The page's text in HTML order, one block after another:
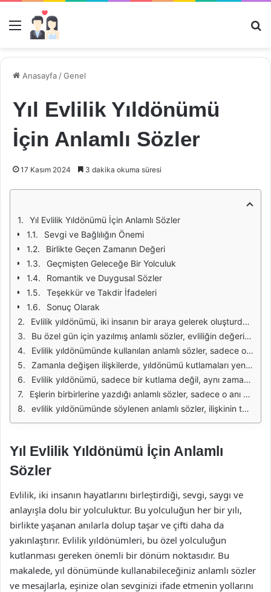
Menü
Anasayfa /Genel
Yıl Evlilik Yıldönümü
İçin Anlamlı Sözler
17 Kasım 2024 3 dakika okuma süresi
Yıl Evlilik Yıldönümü İçin Anlamlı Sözler
Sevgi ve Bağlılığın Önemi
Birlikte Geçen Zamanın Değeri
Geçmişten Geleceğe Bir Yolculuk
Romantik ve Duygusal Sözler
Teşekkür ve Takdir İfadeleri
Sonuç Olarak
Evlilik yıldönümü, iki insanın bir araya gelerek oluşturduğu sevgi dolu bir hikayenin kutlandığı özel bir zamandır. Bu gün, geçmişte paylaşılan güzel anıları hatırlamanın yanı sıra, geleceğe dair umutları ve hayalleri de tazeleme fırsatıdır. Eşlerin birbirlerine olan sevgilerini ifade etmeleri, bu özel günün anlamını derinleştirir. Anlamlı sözler, bu duyguları en iyi şekilde yansıtmanın bir yoludur.
Bu özel gün için yazılmış anlamlı sözler, evliliğin değerini ve önemini vurgularken, aynı zamanda sevginin ne denli güçlü bir bağ olduğunu da gözler önüne serer. Her bir yıl dönümünde, bu sözler eşler arasında daha derin bir bağ kurmayı sağlar. Kalpten gelen bir mesaj, bazen bir hediye veya kutlamadan daha anlamlı olabilir. Bu nedenle, yıldönümünde söylenen sözlerin önemi büyüktür.
Evlilik yıldönümünde kullanılan anlamlı sözler, sadece o gün için değil, hayat boyu hatırlanacak anılar arasında yer alır. Eşlerin birbirlerine duyduğu derin sevgi ve bağlılık, bu sözlerle somut hale gelir. Unutulmaması gereken bir diğer nokta ise, bu sözlerin içtenlik ve duygusallık taşımasıdır. Her kelimenin kalpten gelmesi, ilişkinin güçlenmesine katkıda bulunur.
Zamanla değişen ilişkilerde, yıldönümü kutlamaları yeni bir başlangıç olarak da değerlendirilebilir. Geçmişte yaşanan zorluklar ve mutluluklar, bu özel günde bir araya gelir. Anlamlı sözler, bu karmaşayı sadeleştirerek, ilişkinin özünü hatırlatır. Eşler, birlikte geçirdikleri her anın değerini anlar ve gelecekteki ortak hayallerini güçlendirir.
Evlilik yıldönümü, sadece bir kutlama değil, aynı zamanda geçmişin ve geleceğin bir değerlendirmesidir. Eşlerin birbirlerine söyledikleri anlamlı sözler, bu değerlendirmeyi yapmanın en güzel yoludur. Her yıl dönümünde, yeni bir sayfa açılır ve bu sayfanın başında yer alan sözler, ilişkinin ne denli özel olduğunu hatırlatır. Bu kutlama, aşkın ve bağlılığın bir kez daha tazelenmesini sağlar.
Eşlerin birbirlerine yazdığı anlamlı sözler, sadece o anı değil, tüm hayatı kapsayan bir bağ kurar. Bu sözler, sevginin zamanla nasıl evrildiğini ve güçlendiğini gösterir. Yıldönümü kutlamalarında, bu tür sözlerin paylaşılması, ilişkideki derinliği artırır. Her yıl, yeni bir sözle birlikte aşkın tazelenmesi, çiftler için büyük bir mutluluk kaynağıdır.
evlilik yıldönümünde söylenen anlamlı sözler, ilişkinin temel taşlarını oluşturur. Bu sözler, aşkın, dostluğun ve bağlılığın ifadesidir. Eşler, bu özel günlerinde birbirlerine bu sözlerle ne kadar değer verdiklerini gösterebilirler. Anlam dolu sözler, her yıl dönümünde yeni anılar biriktirerek, ilişkinin daha da güçlenmesine katkıda bulunur.
Yıl Evlilik Yıldönümü İçin Anlamlı
Sözler
Evlilik, iki insanın hayatlarını birleştirdiği, sevgi, saygı ve
anlayışla dolu bir yolculuktur. Bu yolculuğun her bir yılı,
birlikte yaşanan anılarla dolup taşar ve çifti daha da
yakınlaştırır. Evlilik yıldönümleri, bu özel yolculuğun
kutlanması gereken önemli bir dönüm noktasıdır. Bu
makalede, yıl dönümünde kullanabileceğiniz anlamlı sözler
ve mesajlarla, eşinize olan sevginizi ifade etmenin yollarını